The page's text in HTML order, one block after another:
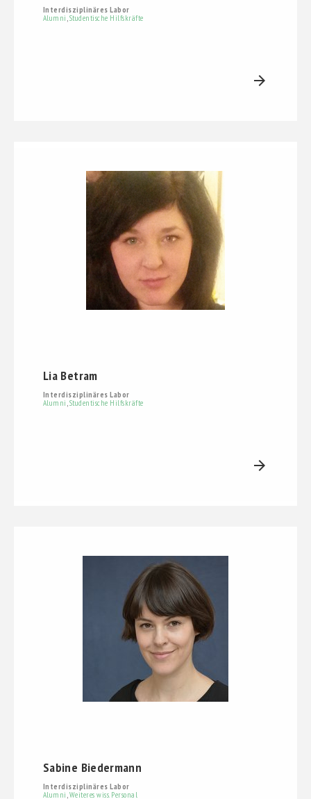
Interdisziplinäres Labor
Alumni ,Studentische Hilfskräfte
arrow_forward
Lia Betram
Interdisziplinäres Labor
Alumni ,Studentische Hilfskräfte
arrow_forward
Sabine Biedermann
Interdisziplinäres Labor
Alumni ,Weiteres wiss. Personal